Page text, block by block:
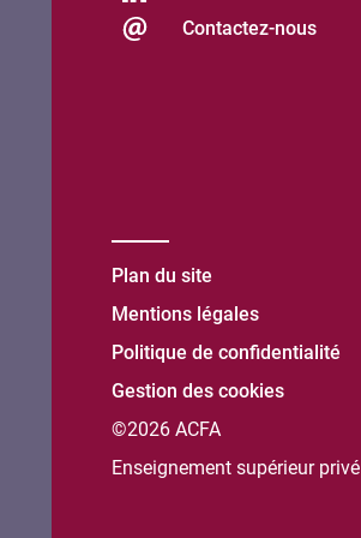
Contactez-nous
Plan du site
Mentions légales
Politique de confidentialité
Gestion des cookies
©2026 ACFA
Enseignement supérieur privé